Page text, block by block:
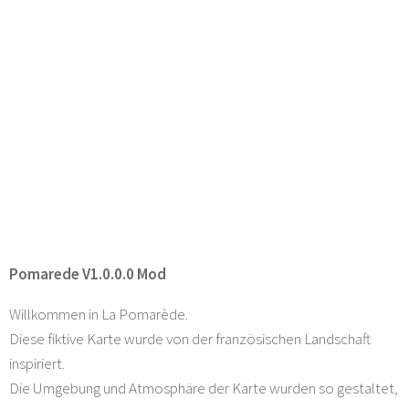
Pomarede V1.0.0.0 Mod
Willkommen in La Pomarède.
Diese fiktive Karte wurde von der französischen Landschaft
inspiriert.
Die Umgebung und Atmosphäre der Karte wurden so gestaltet,